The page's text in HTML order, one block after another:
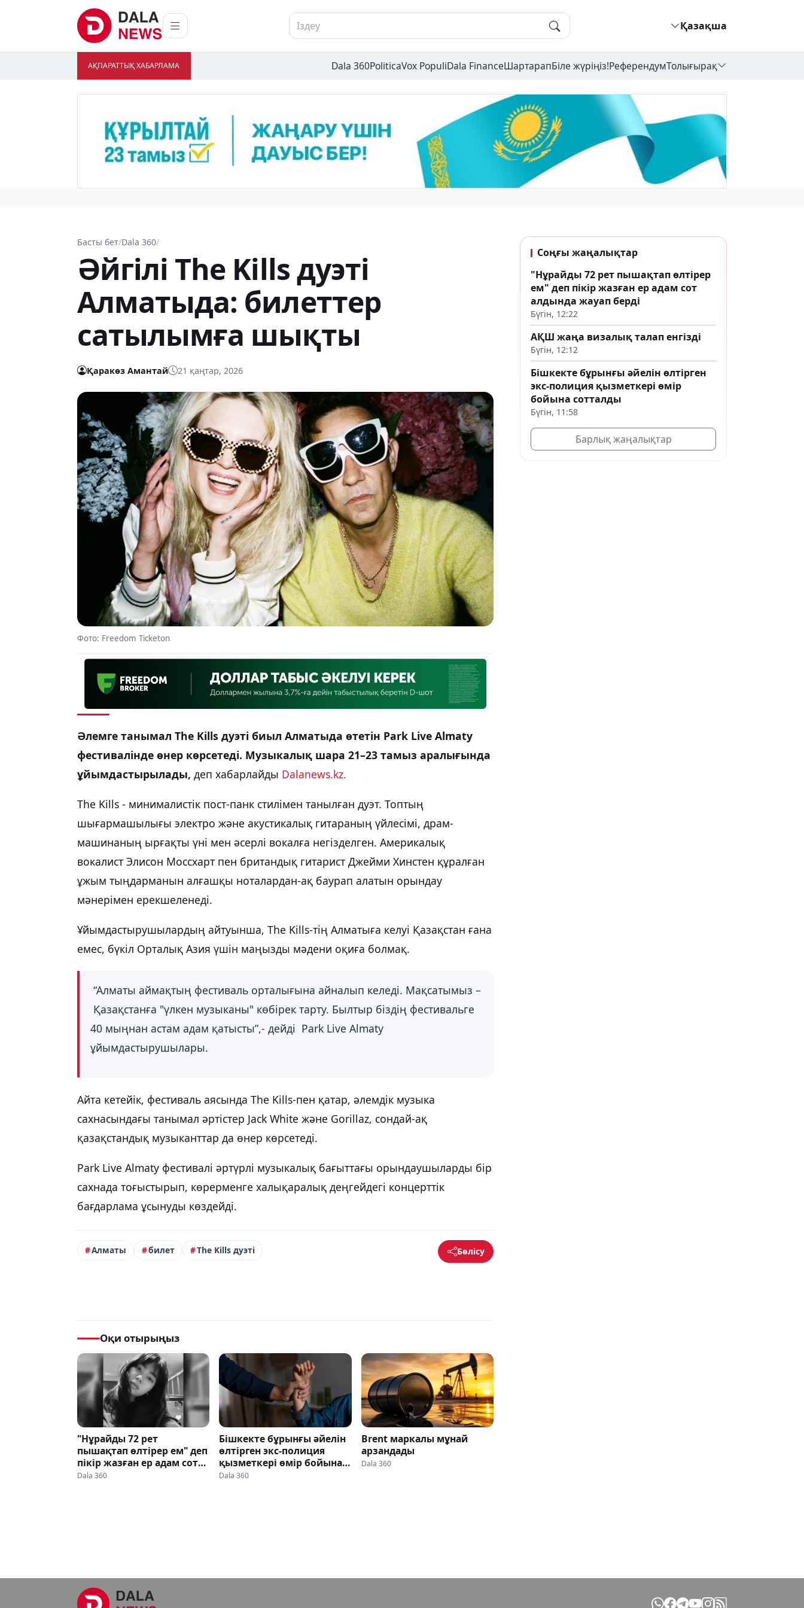
Қазақша
АҚПАРАТТЫҚ ХАБАРЛАМА Dala 360PoliticaVox PopuliDala FinanceШартарапБіле жүріңіз!РеферендумТолығырақ
Басты бет/Dala 360/
Әйгілі The Kills дуэті
Алматыда: билеттер
сатылымға шықты
Қаракөз Амантай 21 қаңтар, 2026
Фото: Freedom Ticketon
Әлемге танымал The Kills дуэті биыл Алматыда өтетін Park Live Almaty
фестивалінде өнер көрсетеді. Музыкалық шара 21–23 тамыз аралығында
ұйымдастырылады, деп хабарлайды Dalanews.kz.
The Kills - минималистік пост-панк стилімен танылған дуэт. Топтың
шығармашылығы электро және акустикалық гитараның үйлесімі, драм-
машинаның ырғақты үні мен әсерлі вокалға негізделген. Америкалық
вокалист Элисон Моссхарт пен британдық гитарист Джейми Хинстен құралған
ұжым тыңдарманын алғашқы ноталардан-ақ баурап алатын орындау
мәнерімен ерекшеленеді.
Ұйымдастырушылардың айтуынша, The Kills-тің Алматыға келуі Қазақстан ғана
емес, бүкіл Орталық Азия үшін маңызды мәдени оқиға болмақ.
“Алматы аймақтың фестиваль орталығына айналып келеді. Мақсатымыз –
Қазақстанға "үлкен музыканы" көбірек тарту. Былтыр біздің фестивальге
40 мыңнан астам адам қатысты”,- дейді Park Live Almaty
ұйымдастырушылары.
Айта кетейік, фестиваль аясында The Kills-пен қатар, әлемдік музыка
сахнасындағы танымал әртістер Jack White және Gorillaz, сондай-ақ
қазақстандық музыканттар да өнер көрсетеді.
Park Live Almaty фестивалі әртүрлі музыкалық бағыттағы орындаушыларды бір
сахнада тоғыстырып, көрерменге халықаралық деңгейдегі концерттік
бағдарлама ұсынуды көздейді.
Алматы билет The Kills дуэті Бөлісу
Оқи отырыңыз
"Нұрайды 72 рет
пышақтап өлтірер ем" деп
пікір жазған ер адам сот
алдында жауап берді
Dala 360
Бішкекте бұрынғы әйелін
өлтірген экс-полиция
қызметкері өмір бойына
сотталды
Dala 360
Brent маркалы мұнай
арзандады
Dala 360
Соңғы жаңалықтар
"Нұрайды 72 рет пышақтап өлтірер
ем" деп пікір жазған ер адам сот
алдында жауап берді
Бүгін, 12:22
АҚШ жаңа визалық талап енгізді
Бүгін, 12:12
Бішкекте бұрынғы әйелін өлтірген
экс-полиция қызметкері өмір
бойына сотталды
Бүгін, 11:58
Барлық жаңалықтар